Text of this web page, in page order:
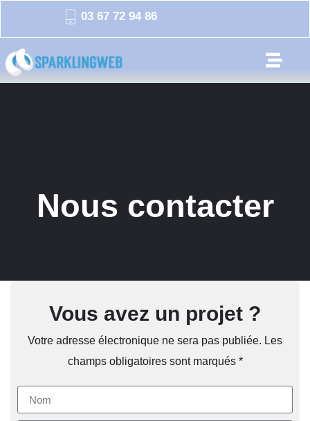
03 67 72 94 86
Nous contacter
Vous avez un projet ?
Votre adresse électronique ne sera pas publiée. Les
champs obligatoires sont marqués *